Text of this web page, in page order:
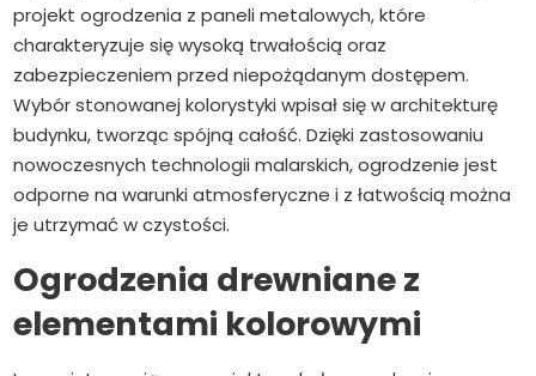
projekt ogrodzenia z paneli metalowych, które
charakteryzuje się wysoką trwałością oraz
zabezpieczeniem przed niepożądanym dostępem.
Wybór stonowanej kolorystyki wpisał się w architekturę
budynku, tworząc spójną całość. Dzięki zastosowaniu
nowoczesnych technologii malarskich, ogrodzenie jest
odporne na warunki atmosferyczne i z łatwością można
je utrzymać w czystości.
Ogrodzenia drewniane z
elementami kolorowymi